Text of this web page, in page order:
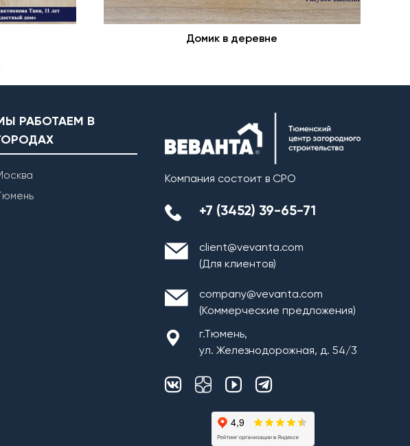
Домик в деревне
РАБОТАЕМ В
Тюмень
Компания состоит в СРО
+7 (3452) 39-65-71
client@vevanta.com
(Для клиентов)
company@vevanta.com
(Коммерческие предложения)
г.Тюмень,
ул. Железнодорожная, д. 54/3